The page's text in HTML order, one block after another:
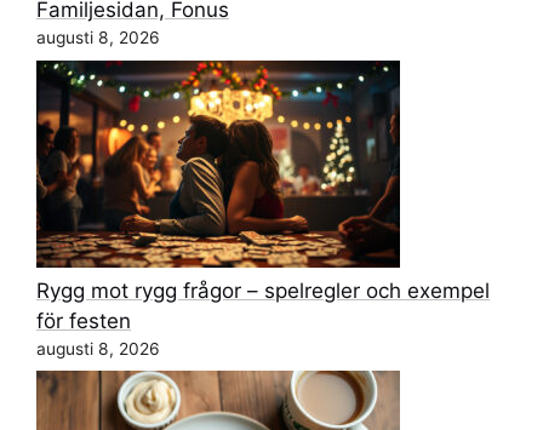
Familjesidan, Fonus
augusti 8, 2026
Rygg mot rygg frågor – spelregler och exempel
för festen
augusti 8, 2026